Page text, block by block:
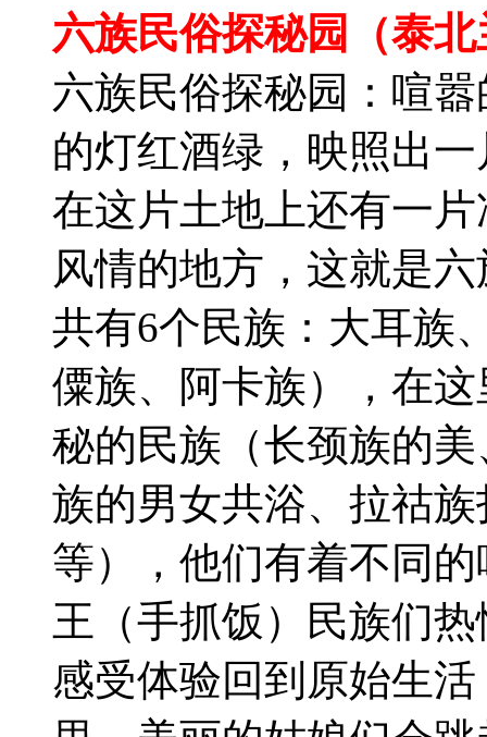
六族民俗探秘园（泰
六族民俗探秘园：喧
的灯红酒绿，映照出
在这片土地上还有一
风情的地方，这就是
共有6个民族：大耳族
僳族、阿卡族），在
秘的民族（长颈族的
族的男女共浴、拉祜
等），他们有着不同
王（手抓饭）民族们
感受体验回到原始生